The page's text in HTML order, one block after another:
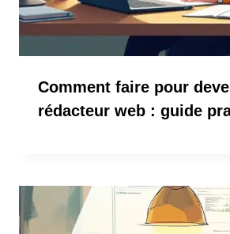
Comment faire pour
rédacteur web : guide